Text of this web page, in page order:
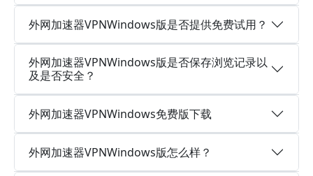
外网加速器VPNWindows版是否提供免费试用？
外网加速器VPNWindows版是否保存浏览记录以
及是否安全？
外网加速器VPNWindows免费版下载
外网加速器VPNWindows版怎么样？